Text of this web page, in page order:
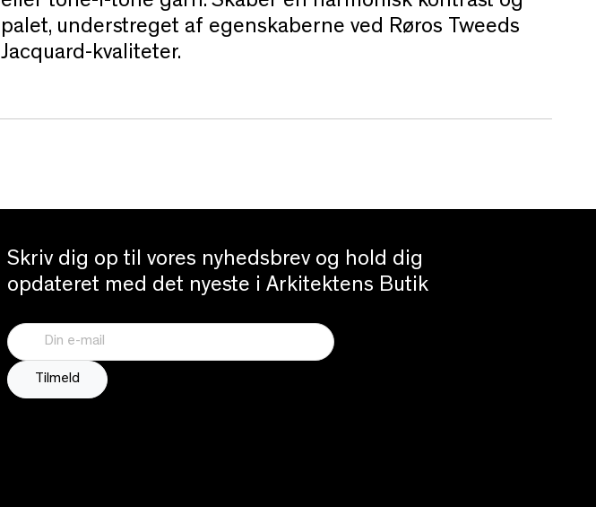
palet, understreget af egenskaberne ved Røros Tweeds
Jacquard-kvaliteter.
Skriv dig op til vores nyhedsbrev og hold dig
opdateret med det nyeste i Arkitektens Butik